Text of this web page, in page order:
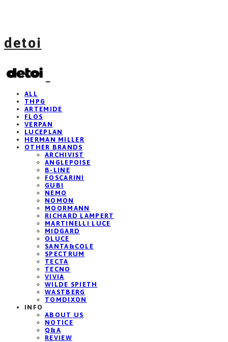
detoi
ALL
THPG
ARTEMIDE
FLOS
VERPAN
LUCEPLAN
HERMAN MILLER
OTHER BRANDS
ARCHIVIST
ANGLEPOISE
B-LINE
FOSCARINI
GUBI
NEMO
NOMON
MOORMANN
RICHARD LAMPERT
MARTINELLI LUCE
MIDGARD
OLUCE
SANTA&COLE
SPECTRUM
TECTA
TECNO
VIVIA
WILDE SPIETH
WASTBERG
TOMDIXON
INFO
ABOUT US
NOTICE
Q&A
REVIEW